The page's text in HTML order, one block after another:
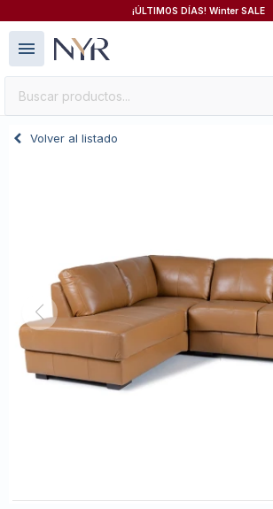
¡ÚLTIMOS DÍAS! Winter SALE
menu
Volver al listado
close